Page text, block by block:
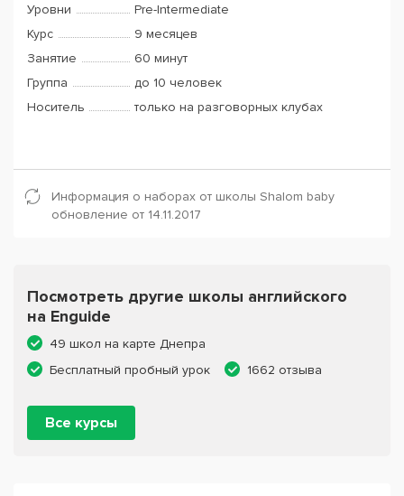
Уровни
Pre-Intermediate
Курс
9 месяцев
Занятие
60 минут
Группа
до 10 человек
Носитель
только на разговорных клубах
Информация о наборах от школы Shalom baby
обновление от 14.11.2017
Посмотреть другие школы английского
на Enguide
49 школ на карте Днепра
Бесплатный пробный урок
1662 отзыва
Все курсы